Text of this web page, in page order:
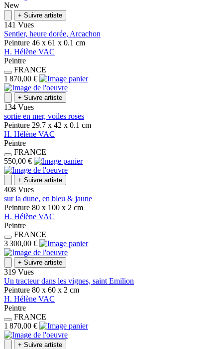
New
+ Suivre artiste
141 Vues
Sentier, heure dorée, Arcachon
Peinture 46 x 61 x 0.1 cm
H. Hélène VAC
Peintre
FRANCE
1 870,00 €
+ Suivre artiste
134 Vues
sortie en mer, voiles roses
Peinture 29.7 x 42 x 0.1 cm
H. Hélène VAC
Peintre
FRANCE
550,00 €
+ Suivre artiste
408 Vues
sur la dune, en bleu & jaune
Peinture 80 x 100 x 2 cm
H. Hélène VAC
Peintre
FRANCE
3 300,00 €
+ Suivre artiste
319 Vues
Un tracteur dans les vignes, saint Emilion
Peinture 80 x 60 x 2 cm
H. Hélène VAC
Peintre
FRANCE
1 870,00 €
+ Suivre artiste